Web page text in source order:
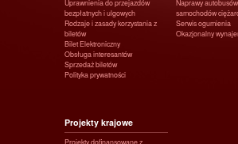
Uprawnienia do przejazdów
bezpłatnych i ulgowych
Rodzaje i zasady korzystania z
biletów
Bilet Elektroniczny
Obsługa interesantów
Sprzedaż biletów
Polityka prywatności
Naprawy
samochodów
Serwis ogumienia
Okazjonalny
Projekty krajowe